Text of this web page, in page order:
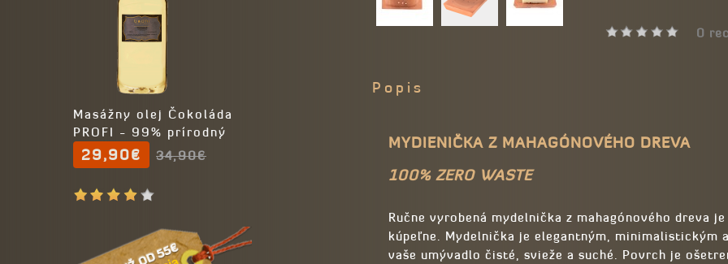
0
Popis
MYDIENIČKA Z MAHAGÓNOVÉHO DREVA
100% ZERO WASTE
Ručne vyrobená mydelnička z mahagónového dreva
kúpeľne. Mydelnička je elegantným, minimalistickým
vaše umývadlo čisté, svieže a suché. Povrch je
Masážny olej Čokoláda
PROFI - 99% prírodný
29,90€ 34,90€